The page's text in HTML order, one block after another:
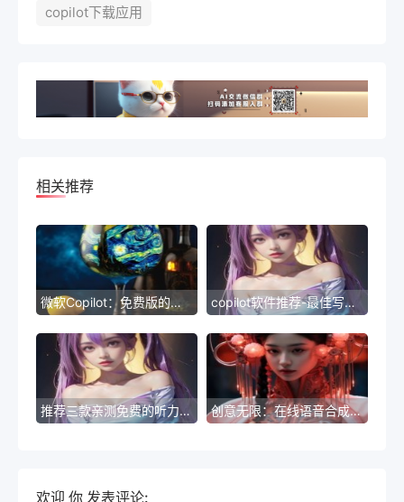
copilot下载应用
相关推荐
微软Copilot：免费版的使用方法 copilot软件推荐-最佳写作助手
推荐三款亲测免费的听力测试软件 创意无限：在线语音合成工具带来的无限可能
欢迎 你 发表评论: